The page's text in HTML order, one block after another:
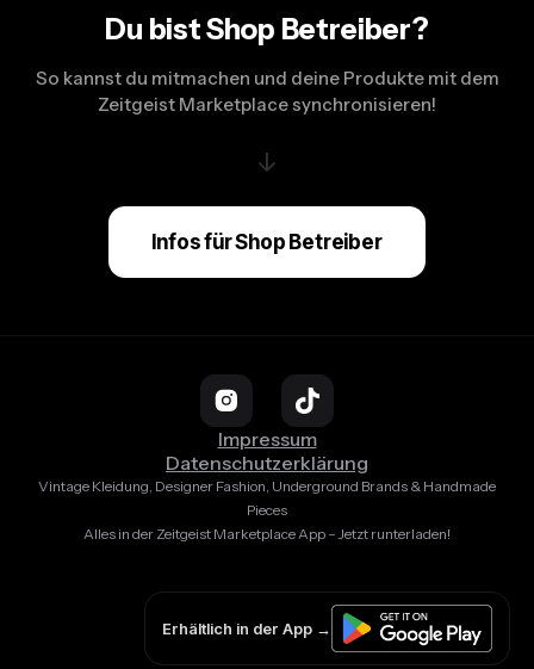
Du bist Shop Betreiber?
So kannst du mitmachen und deine Produkte mit dem
Zeitgeist Marketplace synchronisieren!
↓
Infos für Shop Betreiber
Impressum
Datenschutzerklärung
Vintage Kleidung, Designer Fashion, Underground Brands & Handmade
Pieces
Alles in der Zeitgeist Marketplace App – Jetzt runterladen!
Erhältlich in der App →